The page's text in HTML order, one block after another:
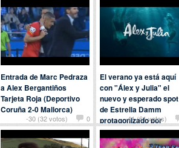
Porpatatabravaen
Curiosidades
-30 (32 votos) 0
Entrada de Marc Pedraza
a Alex Bergantiños
Tarjeta Roja (Deportivo
Coruña 2-0 Mallorca)
Por Anónimo enDeportes
-41 (61 votos)
El verano ya está aquí
con "Álex y Julia" el
nuevo y esperado spot
de Estrella Damm
protagonizado por
Michelle Jenner y Oriol
Pla